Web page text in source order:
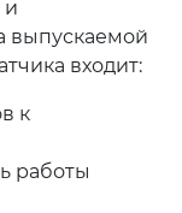
и
выпускаемой
входит:
к
работы